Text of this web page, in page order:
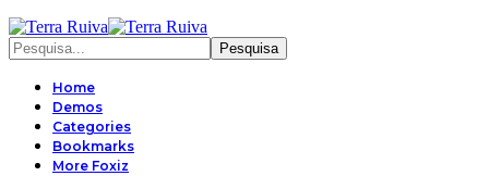
Home
Demos
Categories
Bookmarks
More Foxiz